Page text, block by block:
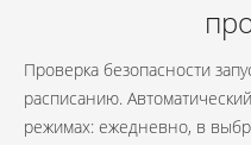
Проверка безопасности
расписанию.
режимах: ежедневно, в